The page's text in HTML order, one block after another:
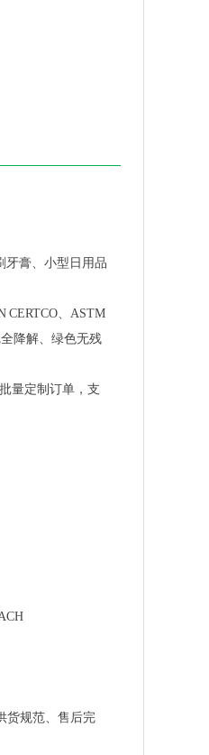
牙膏、小型日用品
CERTCO、ASTM
降解、绿色无残
量定制订单，支
货规范、售后完